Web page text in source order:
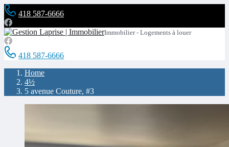
418 587-6666
Immobilier - Logements à louer
418 587-6666
Home
4½
5 avenue Couture, #3